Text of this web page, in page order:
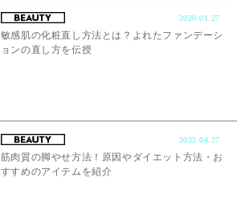
2020.01.27
敏感肌の化粧直し方法とは？よれたファンデーシ
ョンの直し方を伝授
2022.04.27
筋肉質の脚やせ方法！原因やダイエット方法・お
すすめのアイテムを紹介